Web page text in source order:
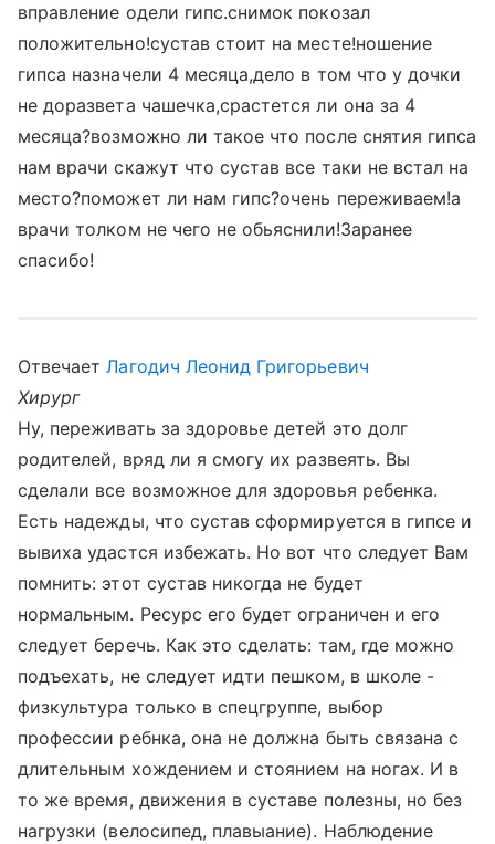
вправление одели гипс.снимок покозал
положительно!сустав стоит на месте!ношение
гипса назначели 4 месяца,дело в том что у дочки
не доразвета чашечка,срастется ли она за 4
месяца?возможно ли такое что после снятия гипса
нам врачи скажут что сустав все таки не встал на
место?поможет ли нам гипс?очень переживаем!а
врачи толком не чего не обьяснили!Заранее
спасибо!
ОтвечаетЛагодич Леонид Григорьевич
Хирург
Ну, переживать за здоровье детей это долг
родителей, вряд ли я смогу их развеять. Вы
сделали все возможное для здоровья ребенка.
Есть надежды, что сустав сформируется в гипсе и
вывиха удастся избежать. Но вот что следует Вам
помнить: этот сустав никогда не будет
нормальным. Ресурс его будет ограничен и его
следует беречь. Как это сделать: там, где можно
подъехать, не следует идти пешком, в школе -
физкультура только в спецгруппе, выбор
профессии ребнка, она не должна быть связана с
длительным хождением и стоянием на ногах. И в
то же время, движения в суставе полезны, но без
нагрузки (велосипед, плавыание). Наблюдение